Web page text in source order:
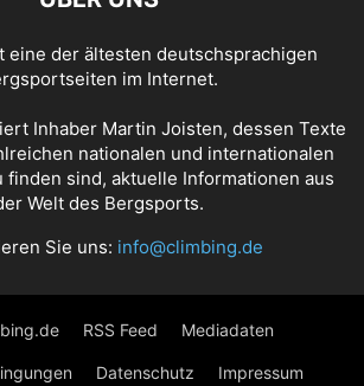
eine der ältesten deutschsprachigen
im Internet.
Inhaber Martin Joisten, dessen Texte
nationalen und internationalen
finden sind, aktuelle Informationen aus
Welt des Bergsports.
Sie uns: info@climbing.de
RSS Feed Mediadaten
Datenschutz Impressum